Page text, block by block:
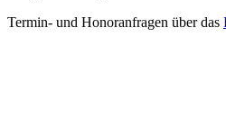
Termin- und Honoranfragen über das